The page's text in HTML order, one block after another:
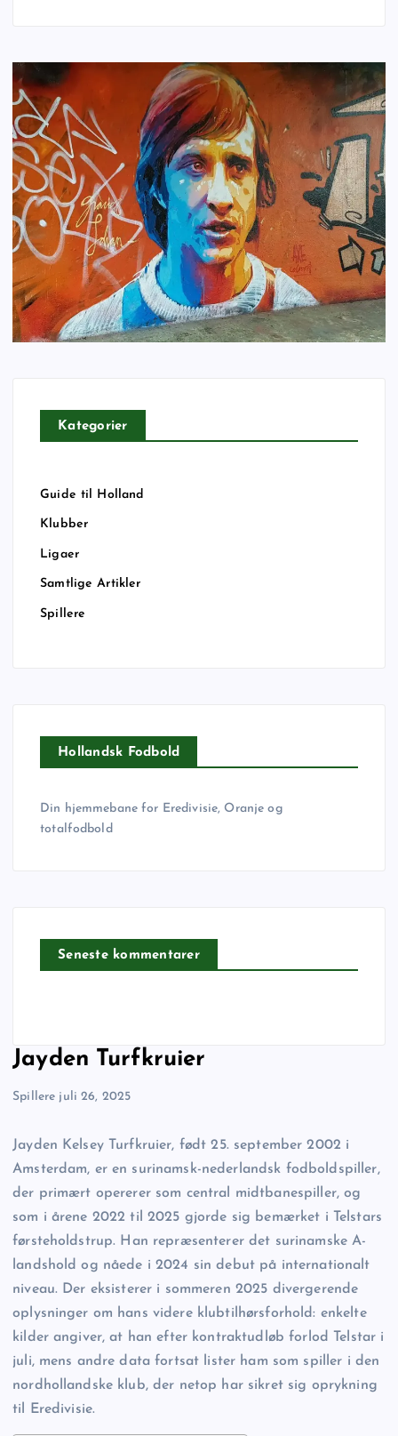
Kategorier
Guide til Holland
Klubber
Ligaer
Samtlige Artikler
Spillere
Hollandsk Fodbold
Din hjemmebane for Eredivisie, Oranje og
totalfodbold
Seneste kommentarer
Jayden Turfkruier
Spillere juli 26, 2025
Jayden Kelsey Turfkruier, født 25. september 2002 i
Amsterdam, er en surinamsk-nederlandsk fodboldspiller,
der primært opererer som central midtbanespiller, og
som i årene 2022 til 2025 gjorde sig bemærket i Telstars
førsteholdstrup. Han repræsenterer det surinamske A-
landshold og nåede i 2024 sin debut på internationalt
niveau. Der eksisterer i sommeren 2025 divergerende
oplysninger om hans videre klubtilhørsforhold: enkelte
kilder angiver, at han efter kontraktudløb forlod Telstar i
juli, mens andre data fortsat lister ham som spiller i den
nordhollandske klub, der netop har sikret sig oprykning
til Eredivisie.